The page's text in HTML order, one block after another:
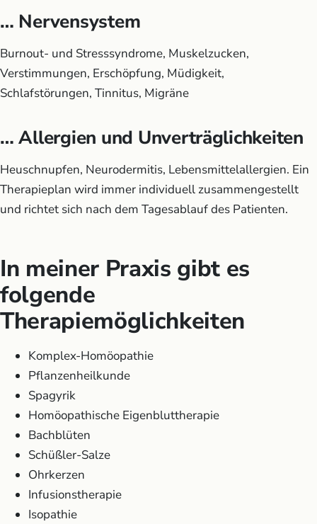
… Nervensystem
Burnout- und Stresssyndrome, Muskelzucken,
Verstimmungen, Erschöpfung, Müdigkeit,
Schlafstörungen, Tinnitus, Migräne
… Allergien und Unverträglichkeiten
Heuschnupfen, Neurodermitis, Lebensmittelallergien. Ein
Therapieplan wird immer individuell zusammengestellt
und richtet sich nach dem Tagesablauf des Patienten.
In meiner Praxis gibt es
folgende
Therapiemöglichkeiten
Komplex-Homöopathie
Pflanzenheilkunde
Spagyrik
Homöopathische Eigenbluttherapie
Bachblüten
Schüßler-Salze
Ohrkerzen
Infusionstherapie
Isopathie